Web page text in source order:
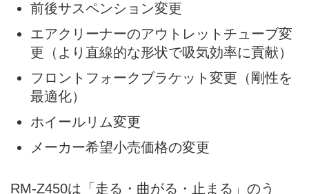
前後サスペンション変更
エアクリーナーのアウトレットチューブ変
更（より直線的な形状で吸気効率に貢献）
フロントフォークブラケット変更（剛性を
最適化）
ホイールリム変更
メーカー希望小売価格の変更
RM-Z450は「走る・曲がる・止まる」のう